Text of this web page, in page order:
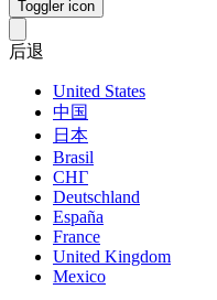
Toggler icon
后退
United States
中国
日本
Brasil
СНГ
Deutschland
España
France
United Kingdom
Mexico